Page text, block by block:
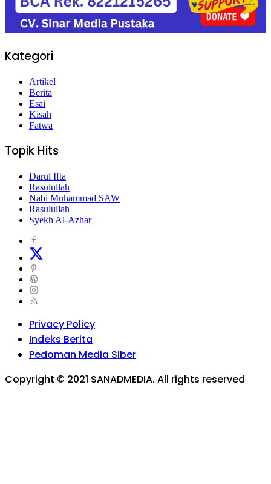
Kategori
Artikel
Berita
Esai
Kisah
Fatwa
Topik Hits
Darul Ifta
Rasulullah
Nabi Muhammad SAW
Rasulullah
Syekh Al-Azhar
Privacy Policy
Indeks Berita
Pedoman Media Siber
Copyright © 2021 SANADMEDIA. All rights reserved